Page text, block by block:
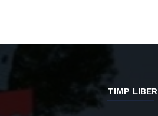
TIMP LIBER